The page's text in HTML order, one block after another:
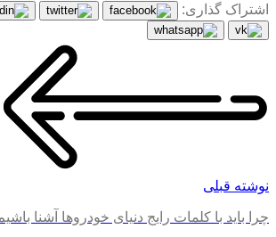
اشتراک گذاری:
نوشته قبلی
چرا باید با کلمات رایج دنیای خودروها آشنا